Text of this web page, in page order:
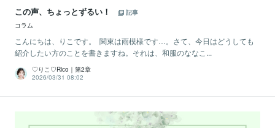
この声、ちょっとずるい！
記事
コラム
こんにちは、りこです。 関東は雨模様です…。さて、今日はどうしても
紹介したい方のことを書きますね。それは、和服のななこ...
♡りこ♡Rico｜第2章
2026/03/31 08:02